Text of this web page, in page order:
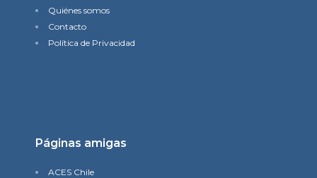
Quiénes somos
Contacto
Política de Privacidad
Páginas amigas
ACES Chile